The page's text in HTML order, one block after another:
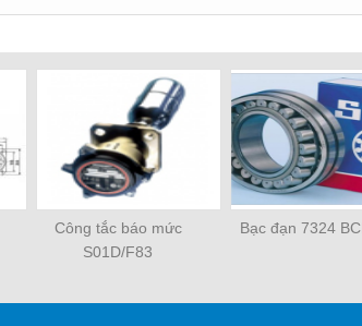
Công tắc báo mức
S01D/F83
Bạc đạn 7324